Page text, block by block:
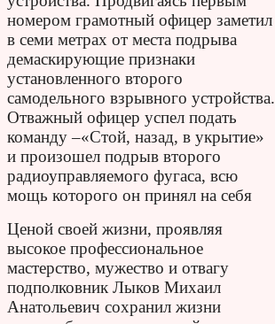
номером грамотный офицер заметил
в семи метрах от места подрыва
демаскирующие признаки
установленного второго
самодельного взрывного устройства.
Отважный офицер успел подать
команду –«Стой, назад, в укрытие»
и произошел подрыв второго
радиоуправляемого фугаса, всю
мощь которого он принял на себя
Ценой своей жизни, проявляя
высокое профессиональное
мастерство, мужество и отвагу
подполковник Лыков Михаил
Анатольевич сохранил жизни